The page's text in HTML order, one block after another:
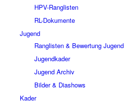
HPV-Ranglisten
RL-Dokumente
Jugend
Ranglisten & Bewertung Jugend
Jugendkader
Jugend Archiv
Bilder & Diashows
Kader